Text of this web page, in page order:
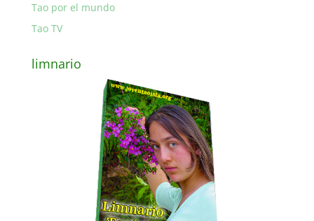
Tao por el mundo
Tao TV
limnario